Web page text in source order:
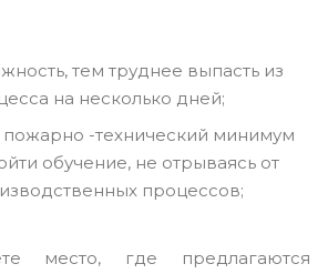
тем труднее выпасть из
на несколько дней;
-технический минимум
обучение, не отрываясь от
процессов;
место, где предлагаются